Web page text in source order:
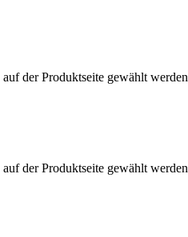
der Produktseite gewählt werden
der Produktseite gewählt werden